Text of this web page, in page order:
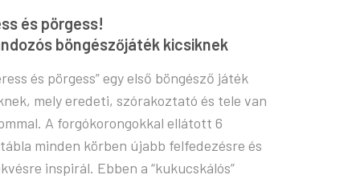
és pörgess!
böngészőjáték kicsiknek
és pörgess” egy első böngésző játék
mely eredeti, szórakoztató és tele van
A forgókorongokkal ellátott 6
minden körben újabb felfedezésre és
inspirál. Ebben a “kukucskálós”